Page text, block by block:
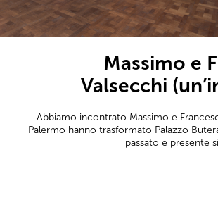
Massimo e
Valsecchi
Abbiamo incontrato Massimo e
Palermo hanno trasformato Palazzo
passato e presente